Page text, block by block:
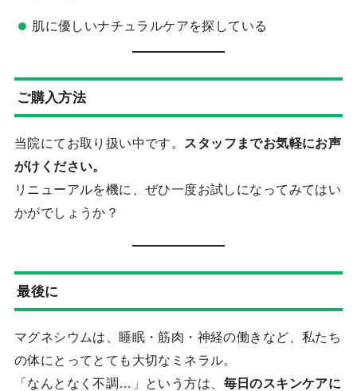
肌に優しいナチュラルケアを探している
ご購入方法
当院にてお取り扱い中です。 スタッフまでお気軽にお声
がけください。
リニューアルを機に、ぜひ一度お試しになってみてはい
かがでしょうか？
最後に
マグネシウムは、睡眠・筋肉・神経の働きなど、私たち
の体にとってとても大切なミネラル。
「なんとなく不調…」という方は、 毎日のスキンケアに